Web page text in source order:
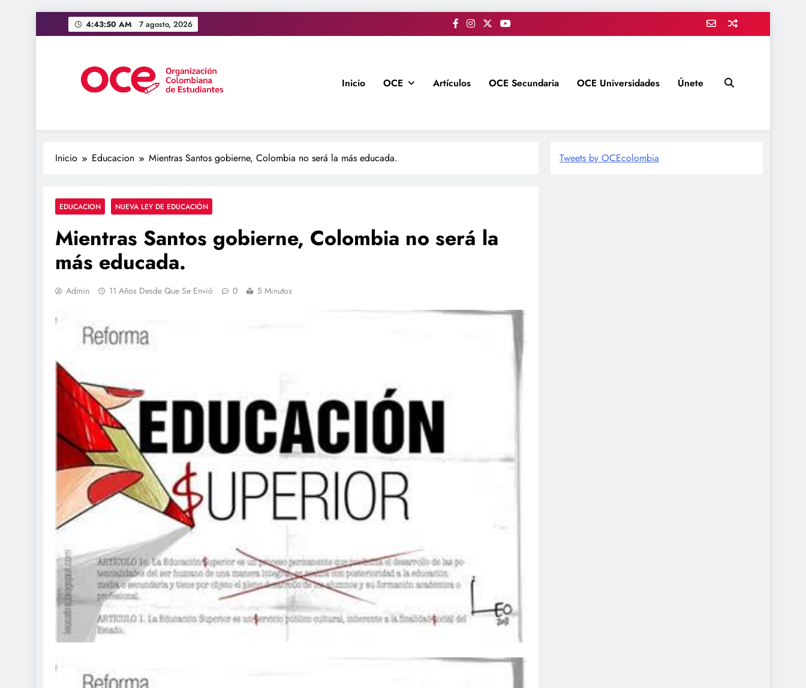
al
4:43:51 AM 7 agosto, 2026
OCE Colombia
Inicio OCE Artículos OCE Secundaria OCE Universidades Únete
Inicio Educacion Mientras Santos gobierne, Colombia no será la más educada.
EDUCACION NUEVA LEY DE EDUCACIÓN
Mientras Santos gobierne, Colombia no será la
más educada.
Admin 11 Años Desde Que Se Envió 0 5 Minutos
Tweets by OCEcolombia